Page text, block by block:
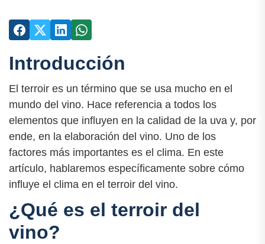
Introducción
El terroir es un término que se usa mucho en el
mundo del vino. Hace referencia a todos los
elementos que influyen en la calidad de la uva y, por
ende, en la elaboración del vino. Uno de los
factores más importantes es el clima. En este
artículo, hablaremos específicamente sobre cómo
influye el clima en el terroir del vino.
¿Qué es el terroir del
vino?